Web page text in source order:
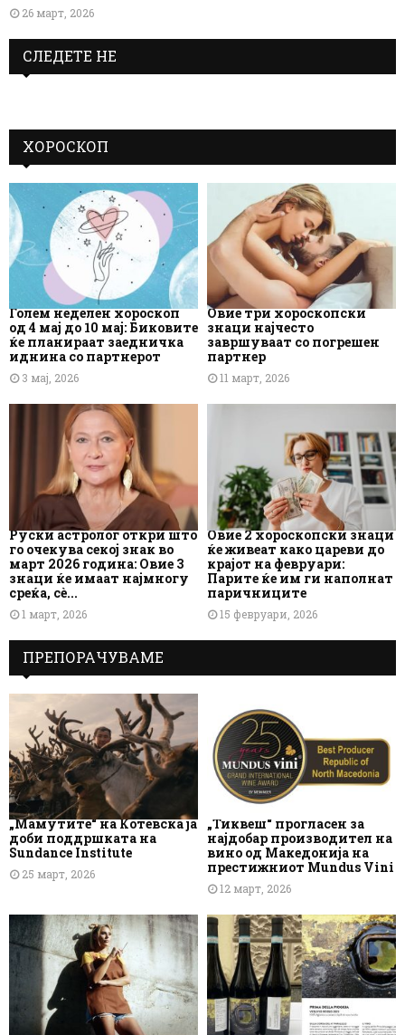
26 март, 2026
СЛЕДЕТЕ НЕ
ХОРОСКОП
Голем неделен хороскоп
од 4 мај до 10 мај: Биковите
ќе планираат заедничка
иднина со партнерот
3 мај, 2026
Овие три хороскопски
знаци најчесто
завршуваат со погрешен
партнер
11 март, 2026
Руски астролог откри што
го очекува секој знак во
март 2026 година: Овие 3
знаци ќе имаат најмногу
среќа, сè...
1 март, 2026
Овие 2 хороскопски знаци
ќе живеат како цареви до
крајот на февруари:
Парите ќе им ги наполнат
паричниците
15 февруари, 2026
ПРЕПОРАЧУВАМЕ
„Мамутите“ на Котевска ја
доби поддршката на
Sundance Institute
25 март, 2026
„Тиквеш“ прогласен за
најдобар производител на
вино од Македонија на
престижниот Mundus Vini
12 март, 2026